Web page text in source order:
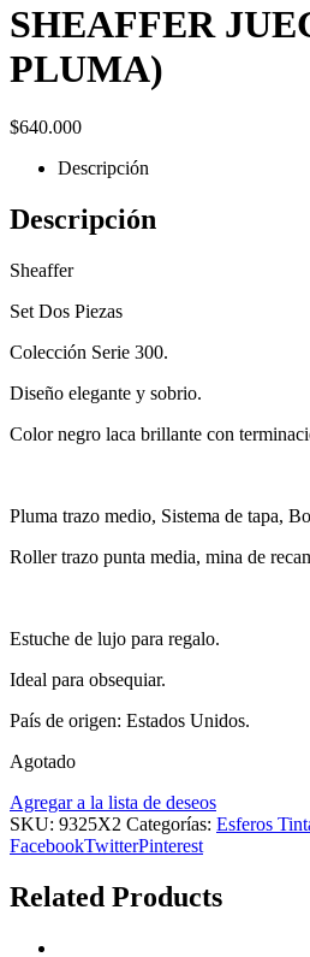
SHEAFFER
PLUMA)
$640.000
Descripción
Descripción
Sheaffer
Set Dos Piezas
Colección Serie 300.
Diseño elegante y sobrio.
Color negro laca brillante con
Pluma trazo medio, Sistema de tapa,
Roller trazo punta media, mina de
Estuche de lujo para regalo.
Ideal para obsequiar.
País de origen: Estados Unidos.
Agotado
Agregar a la lista de deseos
SKU: 9325X2 Categorías: Esferos
FacebookTwitterPinterest
Related Products